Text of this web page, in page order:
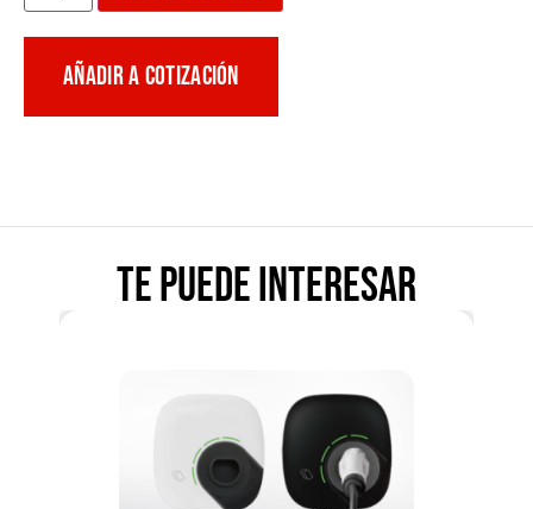
AÑADIR A COTIZACIÓN
Te puede interesar